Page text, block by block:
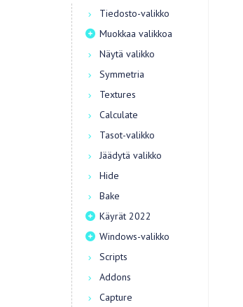
Tiedosto-valikko
Muokkaa valikkoa
Näytä valikko
Symmetria
Textures
Calculate
Tasot-valikko
Jäädytä valikko
Hide
Bake
Käyrät 2022
Windows-valikko
Scripts
Addons
Capture